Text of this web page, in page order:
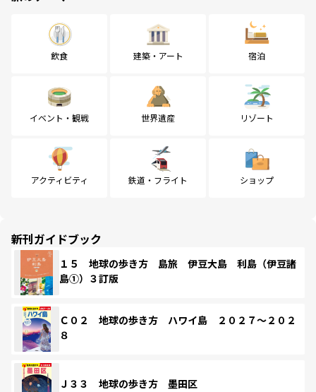
飲食 建築・アート 宿泊
イベント・観戦 世界遺産 リゾート
アクティビティ 鉄道・フライト ショップ
新刊ガイドブック
１５ 地球の歩き方 島旅 伊豆大島 利島（伊豆諸
島①）３訂版
Ｃ０２ 地球の歩き方 ハワイ島 ２０２７～２０２
８
Ｊ３３ 地球の歩き方 墨田区